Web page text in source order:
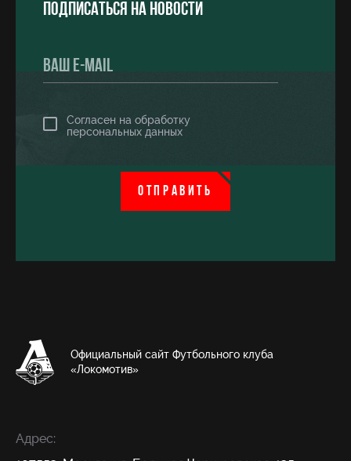
Подписаться на новости
Согласен на обработку
персональных данных
ОТПРАВИТЬ
Официальный сайт Футбольного клуба
«Локомотив»
Адрес: